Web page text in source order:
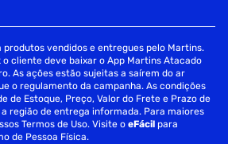
produtos vendidos e entregues pelo Martins.
cliente deve baixar o App Martins Atacado
As ações estão sujeitas a saírem do ar
o regulamento da campanha. As condições
de Estoque, Preço, Valor do Frete e Prazo de
região de entrega informada. Para maiores
Termos de Uso. Visite oeFácil para
de Pessoa Física.